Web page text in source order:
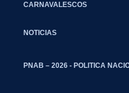
CARNAVALESCOS
NOTICIAS
PNAB – 2026 - POLITICA